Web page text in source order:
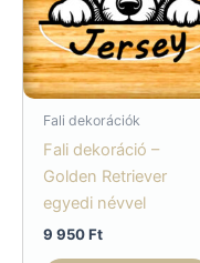
Fali dekorációk
Fali dekoráció –
Golden Retriever
egyedi névvel
9 950Ft